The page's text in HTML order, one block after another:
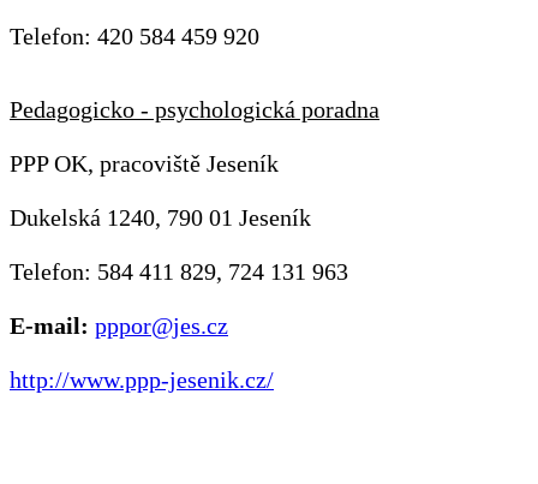
Telefon: 420 584 459 920
Pedagogicko - psychologická poradna
PPP OK, pracoviště Jeseník
Dukelská 1240, 790 01 Jeseník
Telefon: 584 411 829, 724 131 963
E-mail: pppor@jes.cz
http://www.ppp-jesenik.cz/